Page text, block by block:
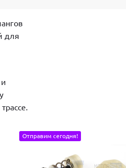
для
Отправим сегодня!